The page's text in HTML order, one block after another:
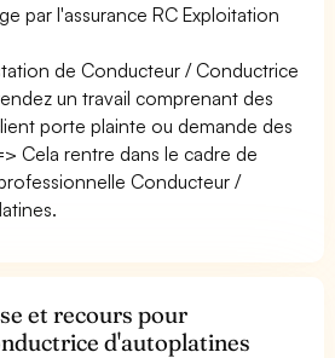
par l'assurance RC Exploitation
de Conducteur / Conductrice
un travail comprenant des
porte plainte ou demande des
Cela rentre dans le cadre de
Conducteur /
et recours pour
d'autoplatines